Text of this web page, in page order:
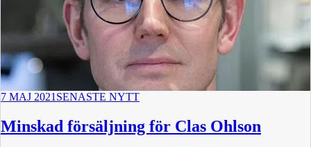
7 MAJ 2021 SENASTE NYTT
Minskad försäljning för Clas Ohlson